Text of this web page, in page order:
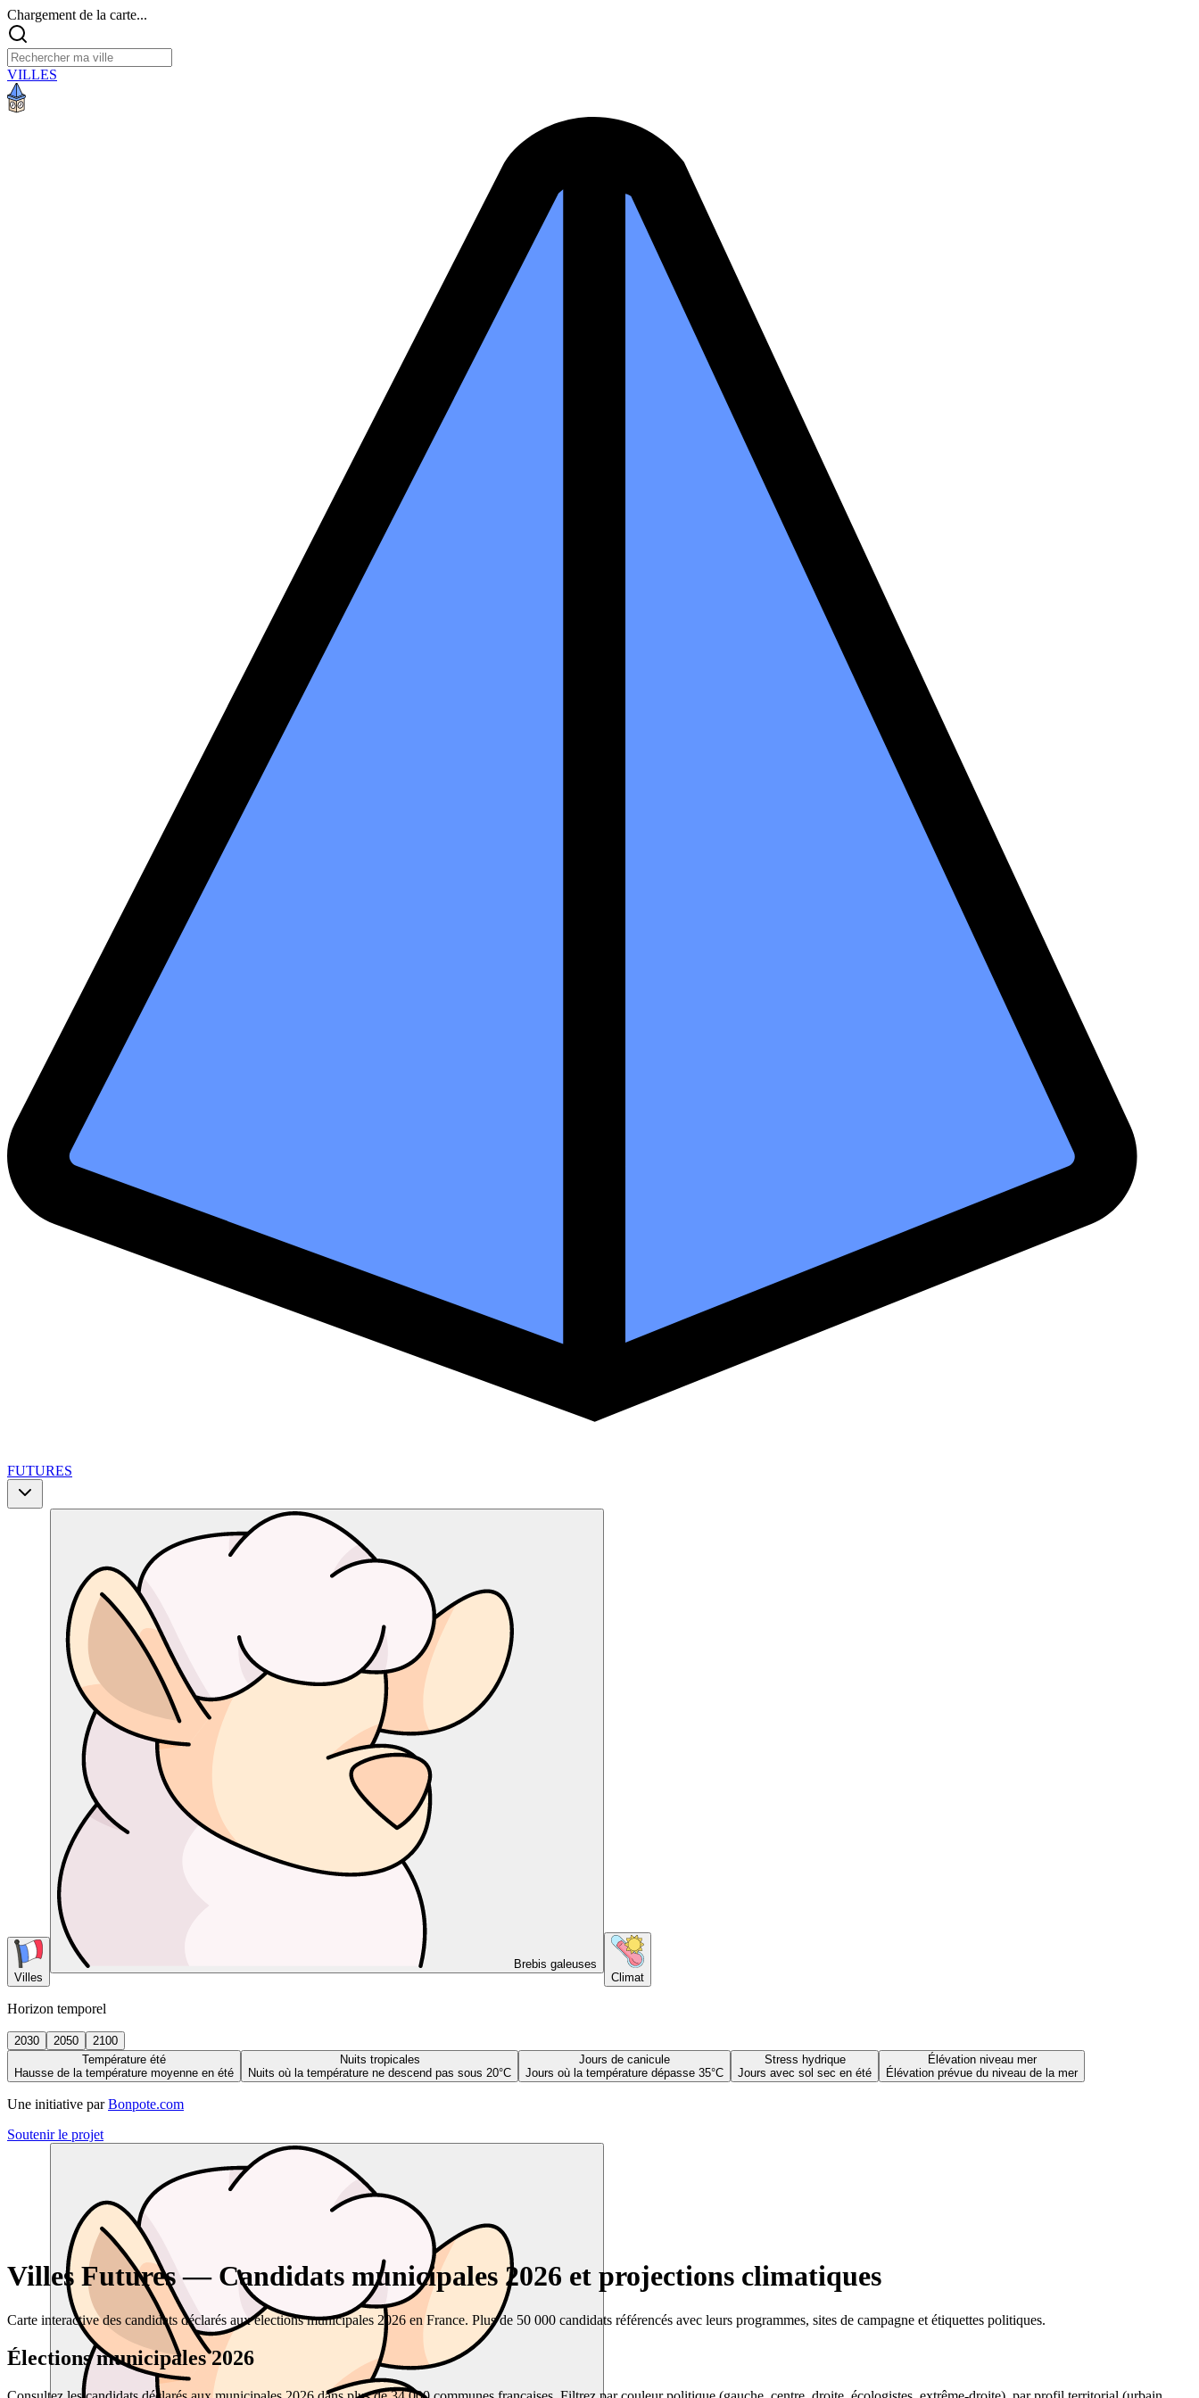
Chargement de la carte...
VILLES
FUTURES
Villes
Brebis galeuses
Climat
Horizon temporel
2030 2050
2100
Température été
Hausse de la température moyenne en été
Nuits tropicales
Nuits où la température ne descend pas sous 20°C
Jours de canicule
Jours où la température dépasse 35°C
Stress hydrique
Jours avec sol sec en été
Élévation niveau mer
Élévation prévue du niveau de la mer
Une initiative par Bonpote.com
Soutenir le projet
Villes Futures — Candidats municipales 2026 et projections climatiques
Carte interactive des candidats déclarés aux élections municipales 2026 en France. Plus de 50 000 candidats référencés avec leurs programmes, sites de campagne et étiquettes politiques.
Élections municipales 2026